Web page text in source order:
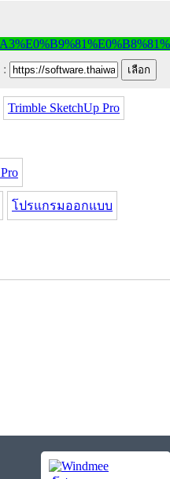
Trimble SketchUp Pro
โปรแกรมออกแบบ